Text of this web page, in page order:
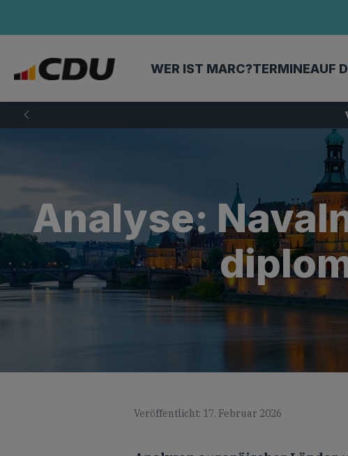
WER IST MARC?TERMINEAUF
Analyse:
Veröffentlicht: 17. Februar 2026